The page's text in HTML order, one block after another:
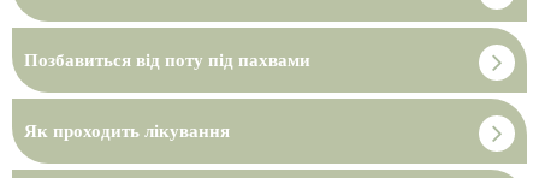
Позбавиться від поту під пахвами
Як проходить лікування